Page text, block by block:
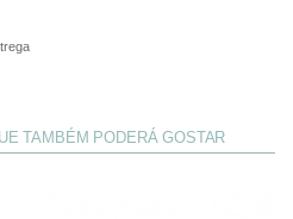
TAMBÉM PODERÁ GOSTAR